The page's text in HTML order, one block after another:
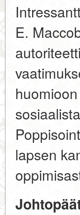
E.
lapsen